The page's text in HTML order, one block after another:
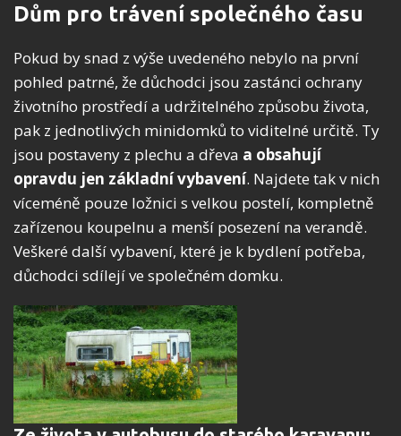
Dům pro trávení společného času
Pokud by snad z výše uvedeného nebylo na první
pohled patrné, že důchodci jsou zastánci ochrany
životního prostředí a udržitelného způsobu života,
pak z jednotlivých minidomků to viditelné určitě. Ty
jsou postaveny z plechu a dřeva a obsahují
opravdu jen základní vybavení. Najdete tak v nich
víceméně pouze ložnici s velkou postelí, kompletně
zařízenou koupelnu a menší posezení na verandě.
Veškeré další vybavení, které je k bydlení potřeba,
důchodci sdílejí ve společném domku.